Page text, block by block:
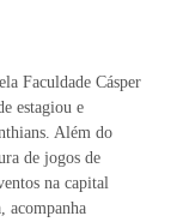
Faculdade Cásper
estagiou e
Além do
de jogos de
na capital
acompanha